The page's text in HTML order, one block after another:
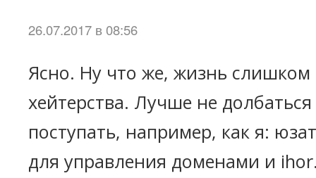
26.07.2017 в 08:56
Ясно. Ну что же, жизнь слишком
хейтерства. Лучше не
поступать, например, как я:
для управления доменами и